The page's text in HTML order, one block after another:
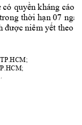
có quyền kháng cáo,
trong thời hạn 07
được niêm yết theo